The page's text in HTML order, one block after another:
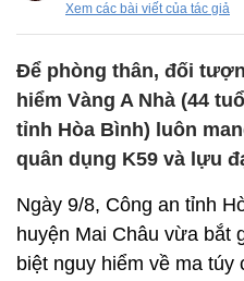
Xem các bài viết của tác giả
Để phòng thân, đối
hiểm Vàng A Nhà (44
tỉnh Hòa Bình) luôn
quân dụng K59 và lựu
Ngày 9/8, Công an tỉnh
huyện Mai Châu vừa bắt
biệt nguy hiểm về ma